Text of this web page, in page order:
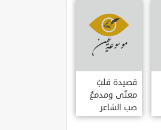
قصيدة قلبٌ
معنّى ومدمعٌ
صب الشاعر
سيف الدين